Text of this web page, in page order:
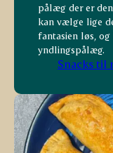
pålæg der er
kan vælge lige
fantasien løs,
yndlingspålæg.
Snacks til